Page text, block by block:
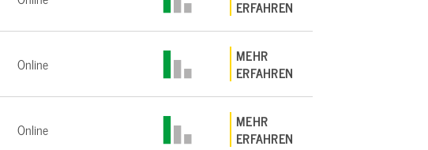
ERFAHREN
Online
MEHR
ERFAHREN
Online
MEHR
ERFAHREN